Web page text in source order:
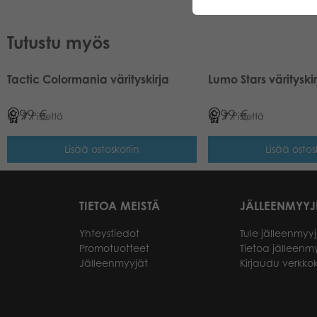
Tutustu myös
Tactic Colormania värityskirja
6,99€
7 Pistettä
Lisää ostoskoriin
Lumo Stars
6,99€
7 Pistettä
Lisää
TIETOA MEISTÄ
Yhteystiedot
Promotuotteet
Jälleenmyyjät
Tule
Tietoa
Kirjaudu